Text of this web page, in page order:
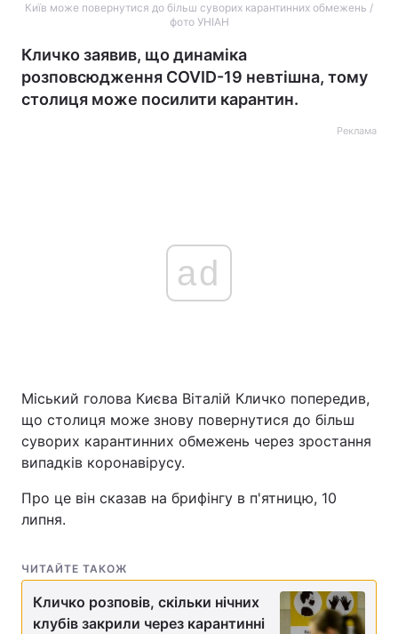
Київ може повернутися до більш суворих карантинних обмежень /
фото УНІАН
Кличко заявив, що динаміка
розповсюдження COVID-19 невтішна, тому
столиця може посилити карантин.
Реклама
ad
Міський голова Києва Віталій Кличко попередив,
що столиця може знову повернутися до більш
суворих карантинних обмежень через зростання
випадків коронавірусу.
Про це він сказав на брифінгу в п'ятницю, 10
липня.
ЧИТАЙТЕ ТАКОЖ
Кличко розповів, скільки нічних
клубів закрили через карантинні